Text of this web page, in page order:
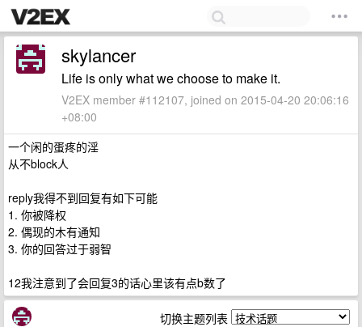
skylancer
Life is only what we choose to make it.
V2EX member #112107, joined on 2015-04-20 20:06:16
+08:00
一个闲的蛋疼的淫
从不block人
reply我得不到回复有如下可能
1. 你被降权
2. 偶现的木有通知
3. 你的回答过于弱智
12我注意到了会回复3的话心里该有点b数了
切换主题列表